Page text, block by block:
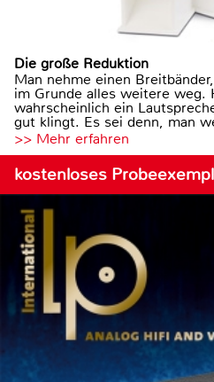
Die große Reduktion
Man nehme einen
im Grunde alles weitere weg.
wahrscheinlich ein
gut klingt. Es sei denn, man
>> Mehr erfahren
kostenloses